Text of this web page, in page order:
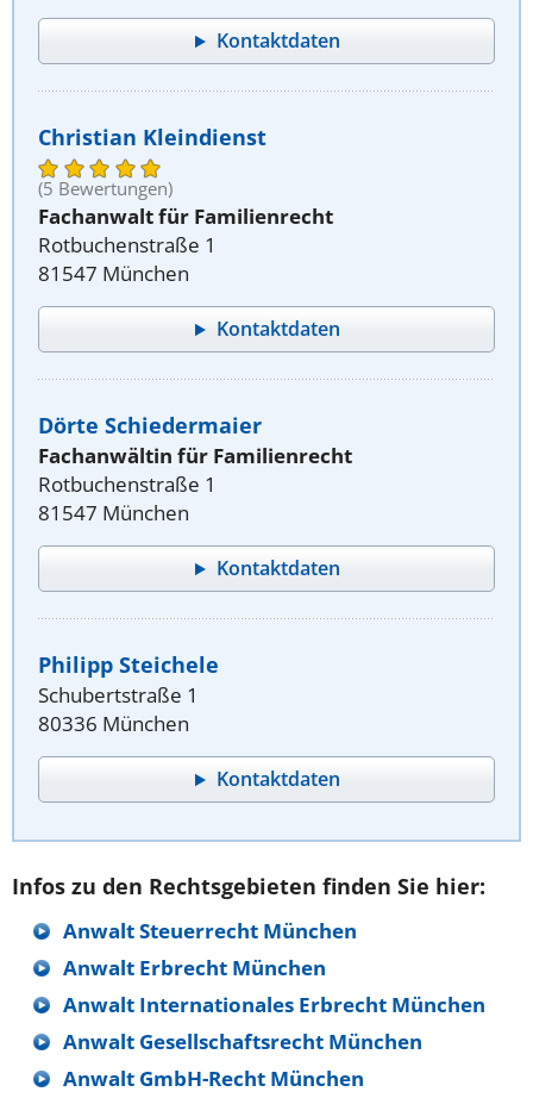
Kontaktdaten
Christian Kleindienst
(5 Bewertungen)
Fachanwalt für Familienrecht
Rotbuchenstraße 1
81547 München
Kontaktdaten
Dörte Schiedermaier
Fachanwältin für Familienrecht
Rotbuchenstraße 1
81547 München
Kontaktdaten
Philipp Steichele
Schubertstraße 1
80336 München
Kontaktdaten
Infos zu den Rechtsgebieten finden Sie hier:
Anwalt Steuerrecht München
Anwalt Erbrecht München
Anwalt Internationales Erbrecht München
Anwalt Gesellschaftsrecht München
Anwalt GmbH-Recht München